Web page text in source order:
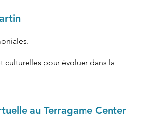
culturelles pour évoluer dans la
au Terragame Center